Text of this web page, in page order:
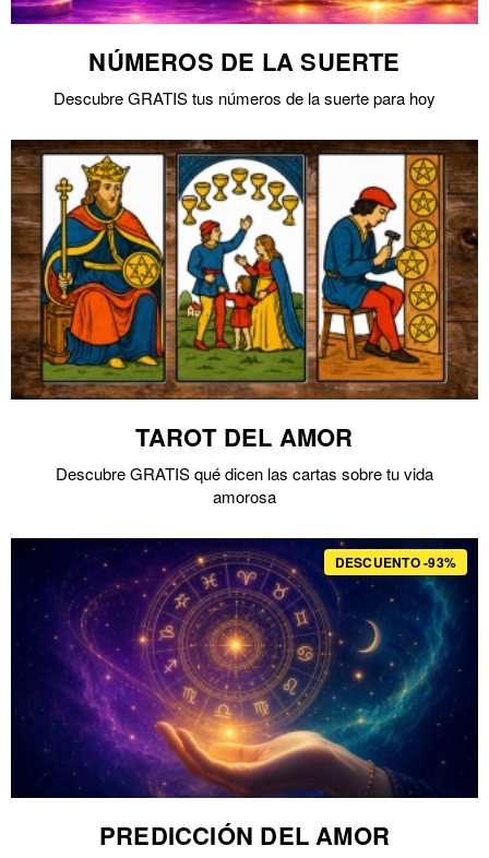
NÚMEROS DE LA SUERTE
Descubre GRATIS tus números de la suerte para hoy
TAROT DEL AMOR
Descubre GRATIS qué dicen las cartas sobre tu vida
amorosa
DESCUENTO -93%
PREDICCIÓN DEL AMOR